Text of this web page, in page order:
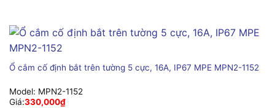
Ổ cắm cố định bắt trên tường 5 cực, 16A, IP67 MPE MPN2-1152
Model: MPN2-1152
Giá:330,000₫